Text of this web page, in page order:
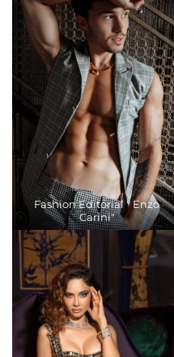
Fashion Editorial " Enzo
Carini"